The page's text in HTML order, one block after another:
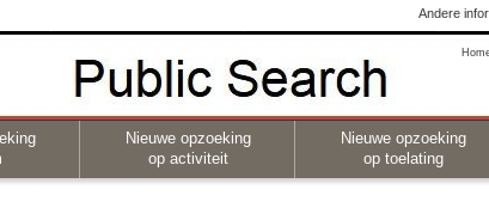
Andere
Nieuwe opzoeking
op activiteit
Nieuwe opzoeking
op toelating